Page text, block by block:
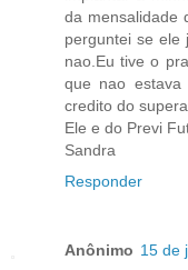
da mensalidade
perguntei se ele
nao.Eu tive o
que nao estava
credito do
Ele e do Previ
Sandra
Responder
Anônimo 15 de